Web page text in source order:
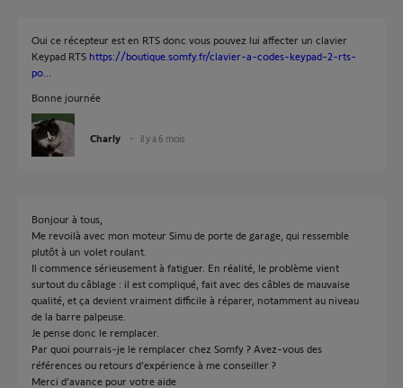
Oui ce récepteur est en RTS donc vous pouvez lui affecter un clavier
Keypad RTS https://boutique.somfy.fr/clavier-a-codes-keypad-2-rts-
po...
Bonne journée
Charly il y a 6 mois
Bonjour à tous,
Me revoilà avec mon moteur Simu de porte de garage, qui ressemble
plutôt à un volet roulant.
Il commence sérieusement à fatiguer. En réalité, le problème vient
surtout du câblage : il est compliqué, fait avec des câbles de mauvaise
qualité, et ça devient vraiment difficile à réparer, notamment au niveau
de la barre palpeuse.
Je pense donc le remplacer.
Par quoi pourrais-je le remplacer chez Somfy ? Avez-vous des
références ou retours d’expérience à me conseiller ?
Merci d’avance pour votre aide